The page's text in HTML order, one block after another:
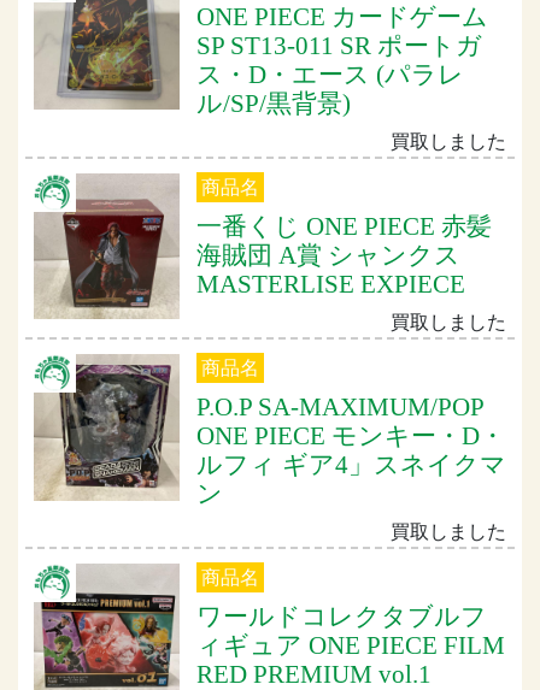
ONE PIECE カードゲーム
SP ST13-011 SR ポートガ
ス・D・エース (パラレ
ル/SP/黒背景)
買取しました
商品名
一番くじ ONE PIECE 赤髪
海賊団 A賞 シャンクス
MASTERLISE EXPIECE
買取しました
商品名
P.O.P SA-MAXIMUM/POP
ONE PIECE モンキー・D・
ルフィ ギア4」スネイクマ
ン
買取しました
商品名
ワールドコレクタブルフ
ィギュア ONE PIECE FILM
RED PREMIUM vol.1